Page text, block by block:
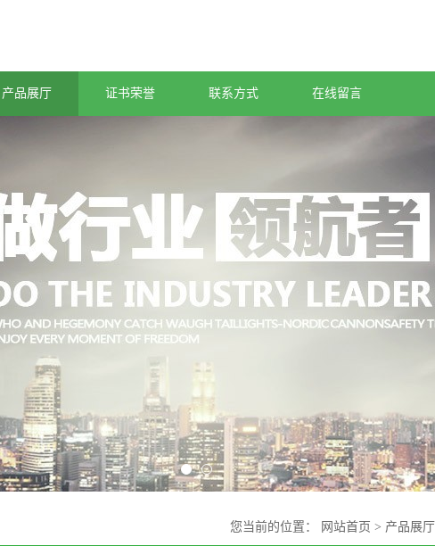
产品展厅 证书荣誉 联系方式 在线留言
您当前的位置： 网站首页 > 产品展厅